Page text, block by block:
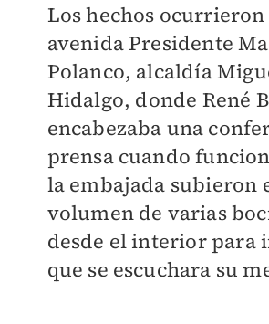
Los hechos
avenida Presidente
Polanco, alcaldía
Hidalgo, donde René
encabezaba una
prensa cuando
la embajada subieron
volumen de varias
desde el interior para
que se escuchara su